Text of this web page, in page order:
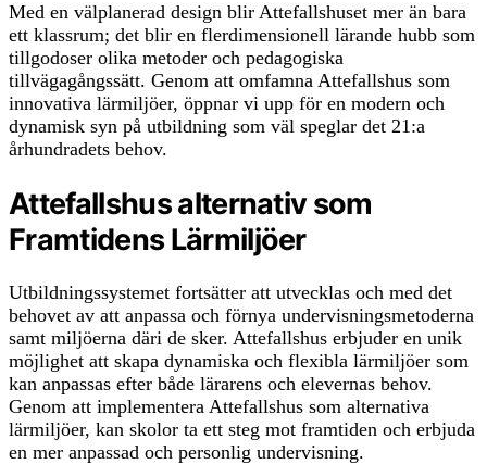
Med en välplanerad design blir Attefallshuset mer än bara
ett klassrum; det blir en flerdimensionell lärande hubb som
tillgodoser olika metoder och pedagogiska
tillvägagångssätt. Genom att omfamna Attefallshus som
innovativa lärmiljöer, öppnar vi upp för en modern och
dynamisk syn på utbildning som väl speglar det 21:a
århundradets behov.
Attefallshus alternativ som
Framtidens Lärmiljöer
Utbildningssystemet fortsätter att utvecklas och med det
behovet av att anpassa och förnya undervisningsmetoderna
samt miljöerna däri de sker. Attefallshus erbjuder en unik
möjlighet att skapa dynamiska och flexibla lärmiljöer som
kan anpassas efter både lärarens och elevernas behov.
Genom att implementera Attefallshus som alternativa
lärmiljöer, kan skolor ta ett steg mot framtiden och erbjuda
en mer anpassad och personlig undervisning.